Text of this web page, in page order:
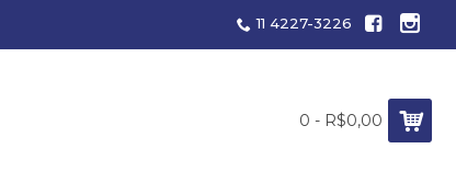
11 4227-3226
0 - R$0,00